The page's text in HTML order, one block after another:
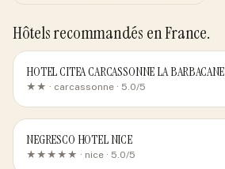
Hôtels recommandés en France.
HOTEL CITEA CARCASSONNE LA BARBACANE
★★ · carcassonne · 5.0/5
NEGRESCO HOTEL NICE
★★★★★ · nice · 5.0/5